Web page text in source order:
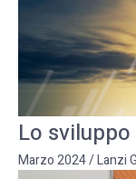
Lo
Marzo 2024/Lanzi